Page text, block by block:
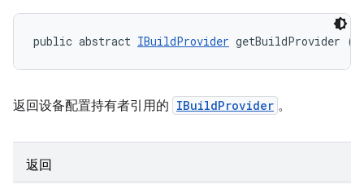
public abstract IBuildProvider getBuildProvider ()
返回设备配置持有者引用的 IBuildProvider 。
返回